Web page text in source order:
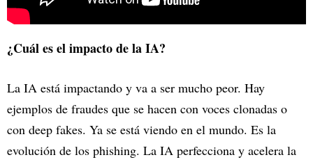
¿Cuál es el impacto de la IA?
La IA está impactando y va a ser mucho peor. Hay
ejemplos de fraudes que se hacen con voces clonadas o
con deep fakes. Ya se está viendo en el mundo. Es la
evolución de los phishing. La IA perfecciona y acelera la